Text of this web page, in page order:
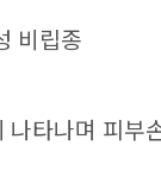
비립종
나타나며 피부